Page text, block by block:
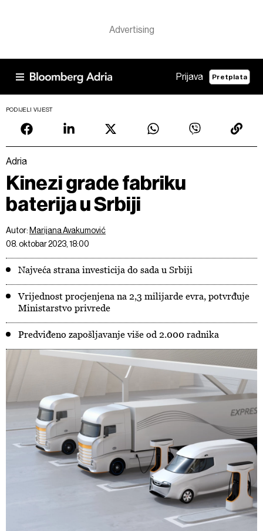
Prijava Pretplata
PODIJELI VIJEST
Adria
Kinezi grade fabriku
baterija u Srbiji
Autor: Marijana Avakumović
08. oktobar 2023, 18:00
Najveća strana investicija do sada u Srbiji
Vrijednost procjenjena na 2,3 milijarde evra, potvrđuje
Ministarstvo privrede
Predviđeno zapošljavanje više od 2.000 radnika